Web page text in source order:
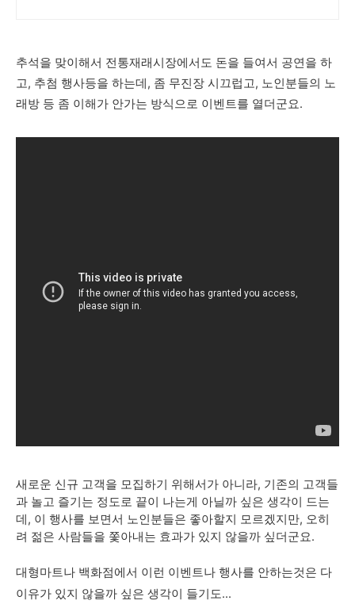
추석을 맞이해서 전통재래시장에서도 돈을 들여서 공연을 하
고, 추첨 행사등을 하는데, 좀 무진장 시끄럽고, 노인분들의 노
래방 등 좀 이해가 안가는 방식으로 이벤트를 열더군요.
새로운 신규 고객을 모집하기 위해서가 아니라, 기존의 고객들
과 놀고 즐기는 정도로 끝이 나는게 아닐까 싶은 생각이 드는
데, 이 행사를 보면서 노인분들은 좋아할지 모르겠지만, 오히
려 젊은 사람들을 쫓아내는 효과가 있지 않을까 싶더군요.
대형마트나 백화점에서 이런 이벤트나 행사를 안하는것은 다
이유가 있지 않을까 싶은 생각이 들기도...